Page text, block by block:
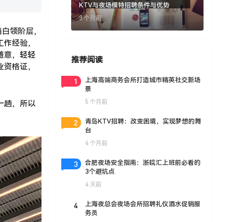
领阶层，
经验，
意，轻轻
格证，
趟，所以
KTV与夜场模特招聘条件与优势
3 个月前
推荐阅读
1
上海高端商务会所打造城市精英社交新场
景
5 个月前
2
青岛KTV招聘：改变困境，实现梦想的舞
台
4 个月前
3
合肥夜场安全指南：浙皖汇上班前必看的
3个避坑点
4 天前
4
上海夜总会夜场会所招聘礼仪酒水促销服
务员